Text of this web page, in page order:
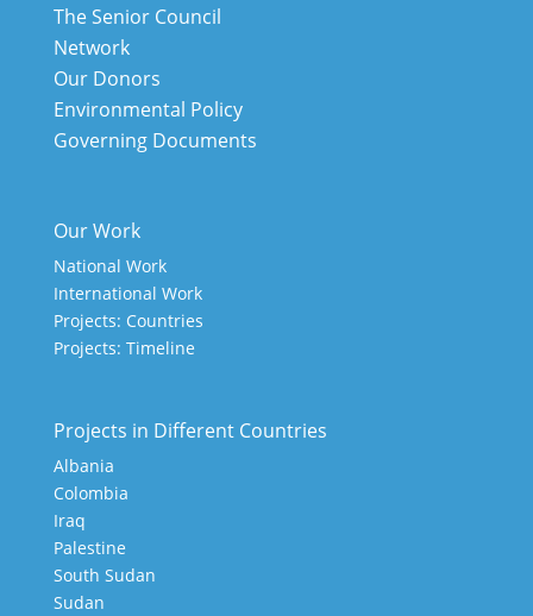
The Senior Council
Network
Our Donors
Environmental Policy
Governing Documents
Our Work
National Work
International Work
Projects: Countries
Projects: Timeline
Projects in Different Countries
Albania
Colombia
Iraq
Palestine
South Sudan
Sudan